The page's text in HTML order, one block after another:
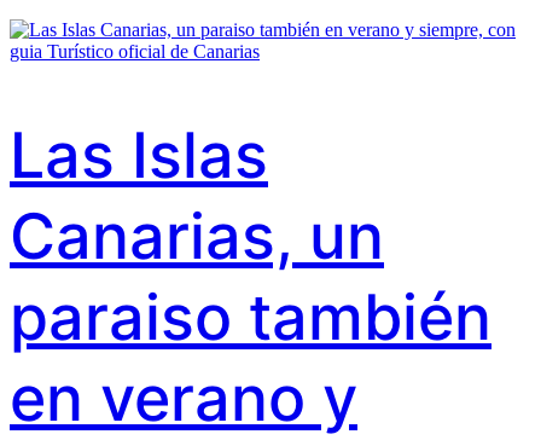
Las Islas
Canarias, un
paraiso también
en verano y